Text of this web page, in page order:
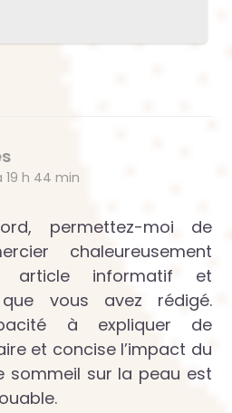
19 h 44 min
permettez-moi de
chaleureusement
article informatif et
vous avez rédigé.
à expliquer de
et concise l’impact du
sommeil sur la peau est